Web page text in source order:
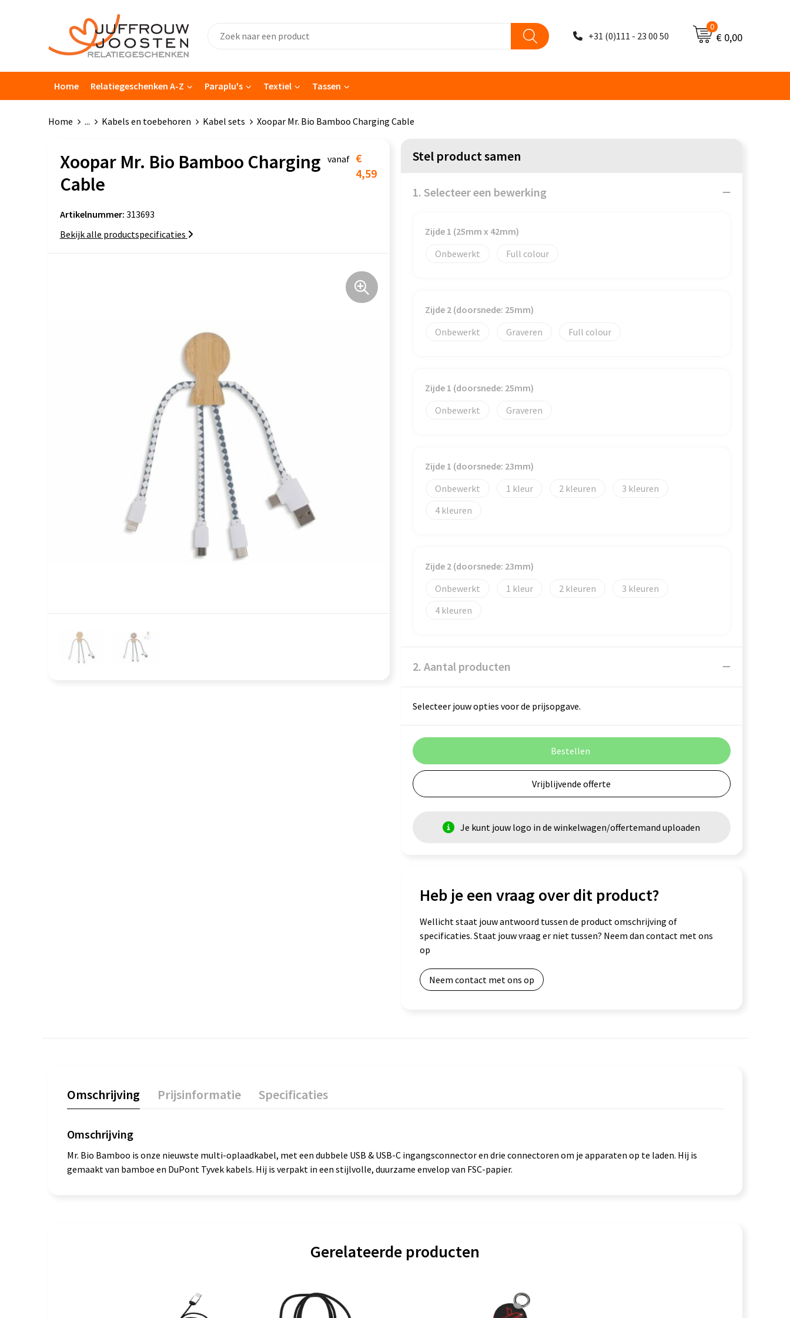
+31 (0)111 - 23 00 50
0
€ 0,00
Home Relatiegeschenken A-Z Paraplu's Textiel Tassen
Home ... Kabels en toebehoren Kabel sets Xoopar Mr. Bio Bamboo Charging Cable
Xoopar Mr. Bio Bamboo Charging
Cable
vanaf €
4,59
Artikelnummer: 313693
Bekijk alle productspecificaties
Stel product samen
1. Selecteer een bewerking
Zijde 1 (25mm x 42mm)
Onbewerkt
Full colour
Zijde 2 (doorsnede: 25mm)
Onbewerkt
Graveren Full colour
Zijde 1 (doorsnede: 25mm)
Onbewerkt
Graveren
Zijde 1 (doorsnede: 23mm)
Onbewerkt
1 2
3
4
Zijde 2 (doorsnede: 23mm)
Onbewerkt
1 2
3
4
2. Aantal producten
Selecteer jouw opties voor de prijsopgave.
Bestellen
Vrijblijvende offerte
Je kunt jouw logo in de winkelwagen/offertemand uploaden
Heb je een vraag over dit product?
Wellicht staat jouw antwoord tussen de product omschrijving of
specificaties. Staat jouw vraag er niet tussen? Neem dan contact met ons
op
Neem contact met ons op
Omschrijving Prijsinformatie Specificaties
Omschrijving
Mr. Bio Bamboo is onze nieuwste multi-oplaadkabel, met een dubbele USB & USB-C ingangsconnector en drie connectoren om je apparaten op te laden. Hij is
gemaakt van bamboe en DuPont Tyvek kabels. Hij is verpakt in een stijlvolle, duurzame envelop van FSC-papier.
Gerelateerde producten